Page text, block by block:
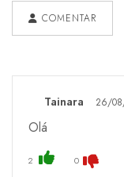
COMENTAR
Tainara 26/
Olá
2 0